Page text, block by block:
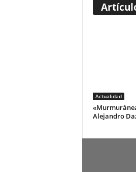
Actualidad
Alejandro